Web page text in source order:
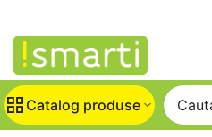
Catalog produse